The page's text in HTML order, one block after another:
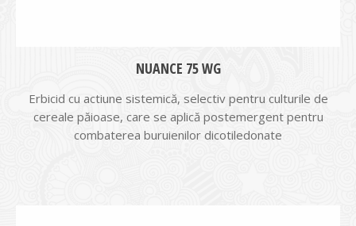
NUANCE 75 WG
Erbicid cu actiune sistemică, selectiv pentru culturile de
cereale păioase, care se aplică postemergent pentru
combaterea buruienilor dicotiledonate